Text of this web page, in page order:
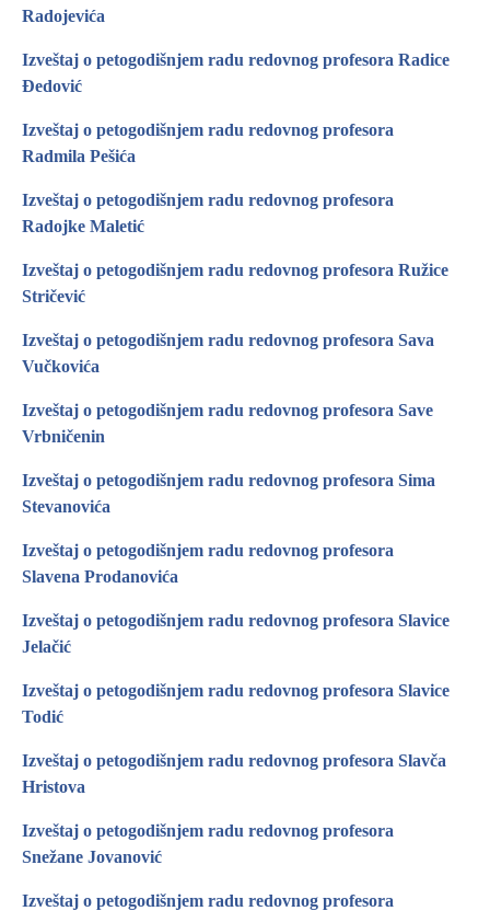
Radojevića
Izveštaj o petogodišnjem radu redovnog profesora Radice
Đedović
Izveštaj o petogodišnjem radu redovnog profesora
Radmila Pešića
Izveštaj o petogodišnjem radu redovnog profesora
Radojke Maletić
Izveštaj o petogodišnjem radu redovnog profesora Ružice
Stričević
Izveštaj o petogodišnjem radu redovnog profesora Sava
Vučkovića
Izveštaj o petogodišnjem radu redovnog profesora Save
Vrbničenin
Izveštaj o petogodišnjem radu redovnog profesora Sima
Stevanovića
Izveštaj o petogodišnjem radu redovnog profesora
Slavena Prodanovića
Izveštaj o petogodišnjem radu redovnog profesora Slavice
Jelačić
Izveštaj o petogodišnjem radu redovnog profesora Slavice
Todić
Izveštaj o petogodišnjem radu redovnog profesora Slavča
Hristova
Izveštaj o petogodišnjem radu redovnog profesora
Snežane Jovanović
Izveštaj o petogodišnjem radu redovnog profesora